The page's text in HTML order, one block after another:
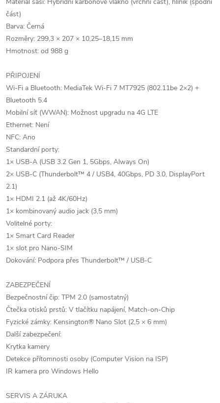
část)
Barva: Černá
Rozměry: 299,3 × 207 × 10,25–18,15 mm
Hmotnost: od 988 g
PŘIPOJENÍ
Wi-Fi a Bluetooth: MediaTek Wi-Fi 7 MT7925 (802.11be 2×2) +
Bluetooth 5.4
Mobilní síť (WWAN): Možnost upgradu na 4G LTE
Ethernet: Není
NFC: Ano
Standardní porty:
1× USB-A (USB 3.2 Gen 1, 5Gbps, Always On)
2× USB-C (Thunderbolt™ 4 / USB4, 40Gbps, PD 3.0, DisplayPort
2.1)
1× HDMI 2.1 (až 4K/60Hz)
1× kombinovaný audio jack (3,5 mm)
Volitelné porty:
1× Smart Card Reader
1× slot pro Nano-SIM
Dokování: Podpora přes Thunderbolt™ / USB-C
ZABEZPEČENÍ
Bezpečnostní čip: TPM 2.0 (samostatný)
Čtečka otisků prstů: V tlačítku napájení, Match-on-Chip
Fyzické zámky: Kensington® Nano Slot (2,5 × 6 mm)
Další zabezpečení:
Krytka kamery
Detekce přítomnosti osoby (Computer Vision na ISP)
IR kamera pro Windows Hello
SERVIS A ZÁRUKA